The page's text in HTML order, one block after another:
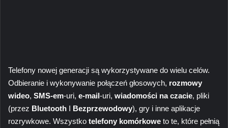
Telefony nowej generacji są wykorzystywane do wielu celów.
Odbieranie i wykonywanie połączeń głosowych, rozmowy
wideo, SMS-em-uri, e-mail-uri, wiadomości na czacie, pliki
(przez Bluetooth I Bezprzewodowy), gry i inne aplikacje
rozrywkowe. Wszystko telefony komórkowe to te, które pełnią